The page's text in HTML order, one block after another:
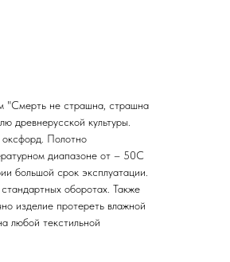
"Смерть не страшна, страшна
древнерусской культуры.
оксфорд. Полотно
диапазоне от – 50С
большой срок эксплуатации.
оборотах. Также
изделие протереть влажной
любой текстильной